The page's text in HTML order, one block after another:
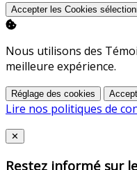
Accepter les Cookies
Nous utilisons des
meilleure expérience.
Réglage des cookies
Lire nos politiques de
Close
✕
Restez informé sur